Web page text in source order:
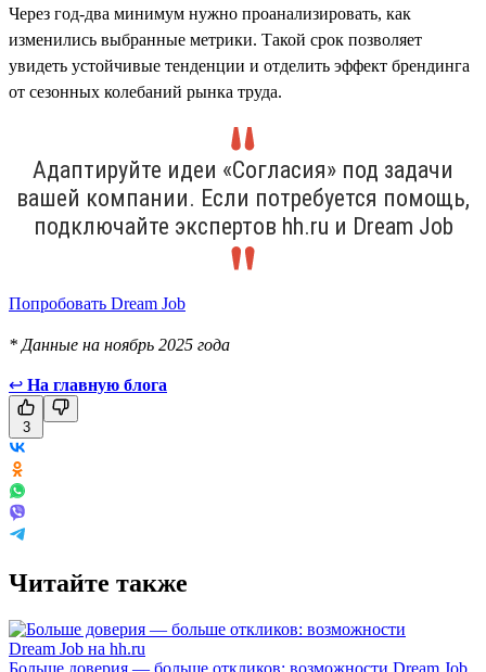
Через год-два минимум нужно проанализировать, как
изменились выбранные метрики. Такой срок позволяет
увидеть устойчивые тенденции и отделить эффект брендинга
от сезонных колебаний рынка труда.
Адаптируйте идеи «Согласия» под задачи
вашей компании. Если потребуется помощь,
подключайте экспертов hh.ru и Dream Job
Попробовать Dream Job
* Данные на ноябрь 2025 года
↩ На главную блога
3
Читайте также
Больше доверия — больше откликов: возможности Dream Job